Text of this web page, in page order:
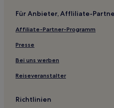
Kawabe Hotels
Yamagata Hotels
Doai Onsen Hotels
Hotels nahe Gujo Hachiman
Hotels nahe Gero-Heilquellen-
Kreis Kani: Hotels
Für Anbieter, Affliliate-
Affiliate-Partner-Programm
Presse
Bei uns werben
Reiseveranstalter
Richtlinien